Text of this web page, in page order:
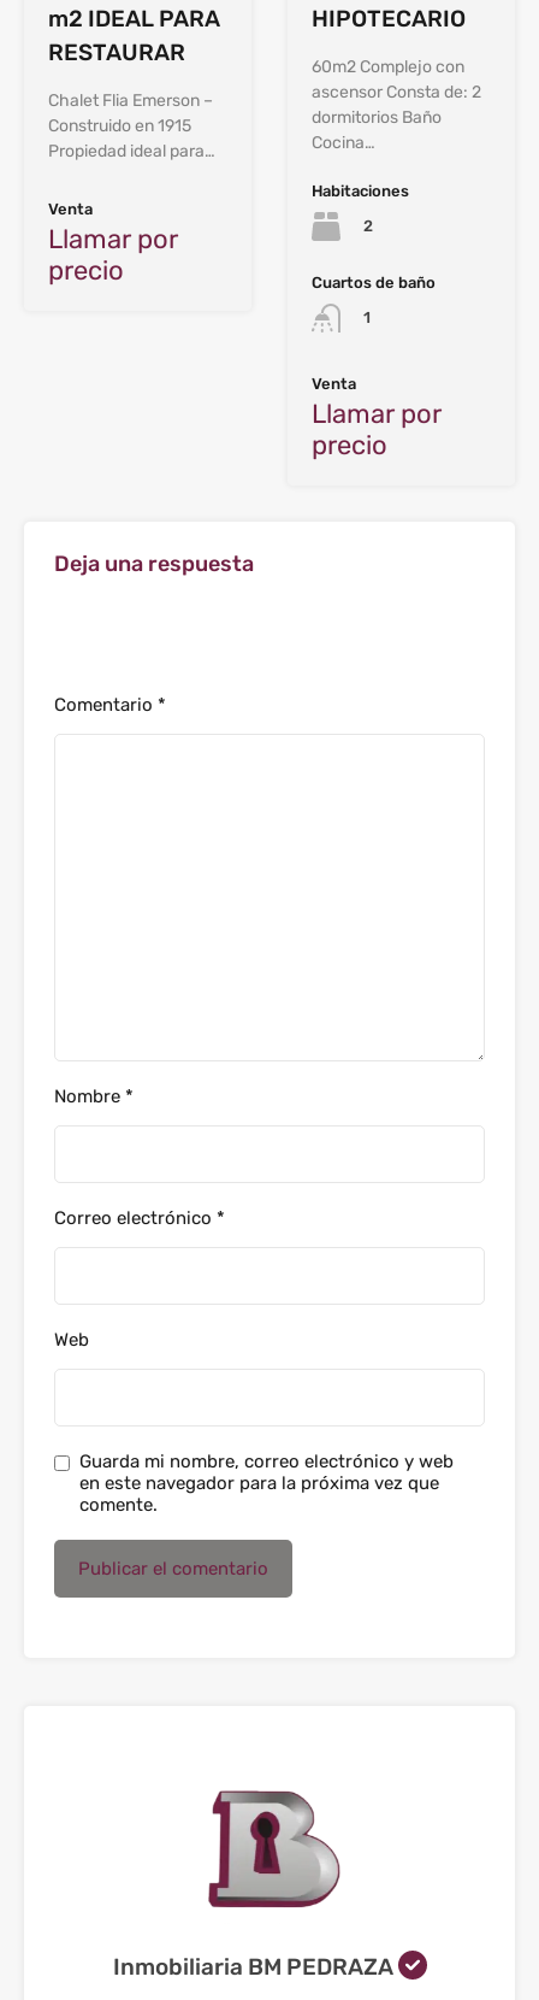
m2 IDEAL PARA
RESTAURAR
Chalet Flia Emerson –
Construido en 1915
Propiedad ideal para…
Venta
Llamar por
precio
HIPOTECARIO
60m2 Complejo con
ascensor Consta de: 2
dormitorios Baño
Cocina…
Habitaciones
2
Cuartos de baño
1
Venta
Llamar por
precio
Deja una respuesta
Comentario *
Nombre *
Correo electrónico *
Web
Guarda mi nombre, correo electrónico y web
en este navegador para la próxima vez que
comente.
Inmobiliaria BM PEDRAZA